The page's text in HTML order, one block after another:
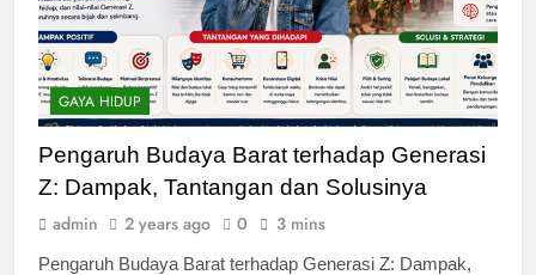
GAYA HIDUP
Pengaruh Budaya Barat terhadap Generasi
Z: Dampak, Tantangan dan Solusinya
admin 2 years ago 0 3 mins
Pengaruh Budaya Barat terhadap Generasi Z: Dampak,